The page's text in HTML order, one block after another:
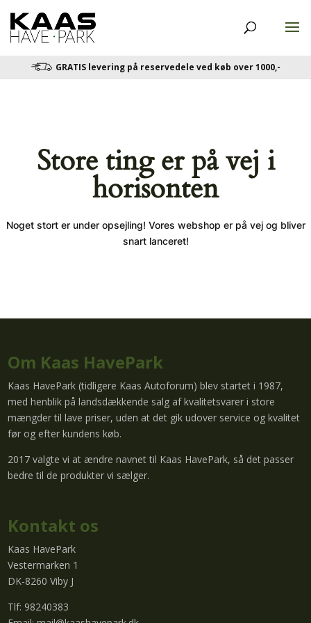
GRATIS levering på reservedele ved køb over 1000,-
Store ting er på vej i
horisonten
Noget stort er under opsejling! Vores webshop er på vej og bliver
snart lanceret!
Om Kaas HavePark
Kaas HavePark (tidligere Kaas Autoforum) blev startet i 1987,
med henblik på landsdækkende salg af kvalitetsvarer i store
mængder til lave priser, uden at det gik udover service og kvalitet
før og efter kundens køb.
2017 valgte vi at ændre navnet til Kaas HavePark, så det passer
bedre til de produkter vi sælger.
Kontakt os
Kaas HavePark
Vestermarken 1
DK-8260 Viby J
Tlf: 98240383